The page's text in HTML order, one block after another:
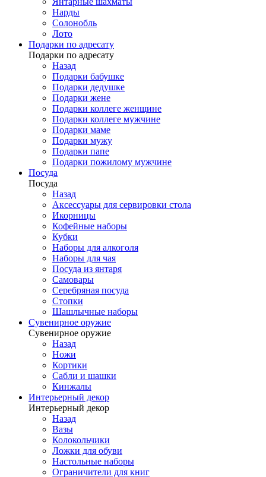
Нарды
Солонобль
Лото
Подарки по адресату
Подарки по адресату
Назад
Подарки бабушке
Подарки дедушке
Подарки жене
Подарки коллеге женщине
Подарки коллеге мужчине
Подарки маме
Подарки мужу
Подарки папе
Подарки пожилому мужчине
Посуда
Посуда
Назад
Аксессуары для сервировки стола
Икорницы
Кофейные наборы
Кубки
Наборы для алкоголя
Наборы для чая
Посуда из янтаря
Самовары
Серебряная посуда
Стопки
Шашлычные наборы
Сувенирное оружие
Сувенирное оружие
Назад
Ножи
Кортики
Сабли и шашки
Кинжалы
Интерьерный декор
Интерьерный декор
Назад
Вазы
Колокольчики
Ложки для обуви
Настольные наборы
Ограничители для книг